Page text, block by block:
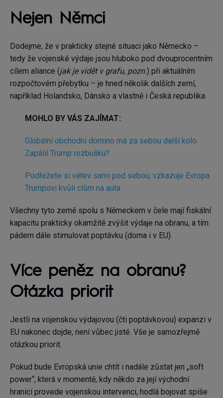
Nejen Němci
Dodejme, že v prakticky stejné situaci jako Německo –
tedy že vojenské výdaje jsou hluboko pod dvouprocentním
cílem aliance (jak je vidět v grafu, pozn.) při aktuálním
rozpočtovém přebytku – je hned několik dalších zemí,
například Holandsko, Dánsko a vlastně i Česká republika.
MOHLO BY VÁS ZAJÍMAT:
Globální obchodní domino má za sebou další kolo.
Zapálil Trump rozbušku?
Podřežete si větev sami pod sebou, vzkazuje Evropa
Trumpovi kvůli clům na auta
Všechny tyto země spolu s Německem v čele mají fiskální
kapacitu prakticky okamžitě zvýšit výdaje na obranu, a tím
pádem dále stimulovat poptávku (doma i v EU).
Více peněz na obranu?
Otázka priorit
Jestli na vojenskou výdajovou (čti poptávkovou) expanzi v
EU nakonec dojde, není vůbec jisté. Vše je samozřejmě
otázkou priorit.
Pokud bude Evropská unie chtít i nadále zůstat jen „soft
power“, která v momentě, kdy někdo za její východní
hranicí provede vojenskou intervenci, hodlá bojovat spíše